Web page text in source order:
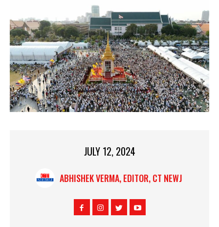
JULY 12, 2024
ABHISHEK VERMA, EDITOR, CT NEWJ